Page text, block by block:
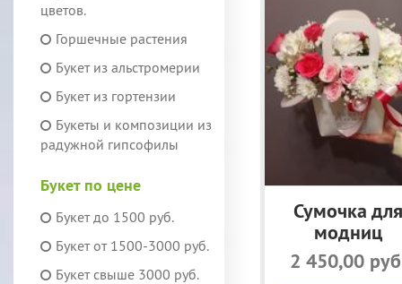
цветов.
Горшечные растения
Букет из альстромерии
Букет из гортензии
Букеты и композиции из
радужной гипсофилы
Букет по цене
Букет до 1500 руб.
Букет от 1500-3000 руб.
Букет свыше 3000 руб.
Сумочка для
модниц
2 450,00